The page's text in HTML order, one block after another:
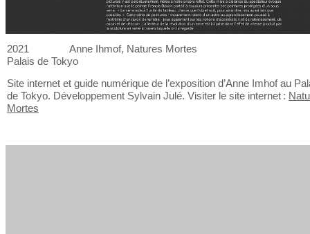
2021
Anne Ihmof, Natures Mortes
Palais de Tokyo
Site internet et guide numérique de l’exposition d’Anne Imhof au
de Tokyo. Développement Sylvain Julé. Visiter le site internet :
Mortes